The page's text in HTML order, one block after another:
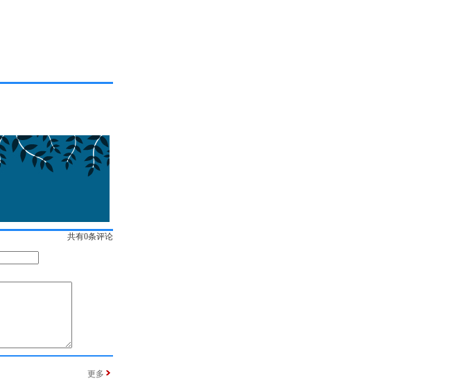
共有0条评论
更多